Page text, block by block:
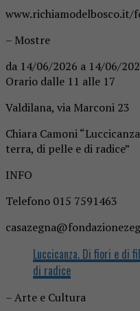
www.richiamodelbosco.it/
– Mostre
da 14/06/2026 a 14/06/
Orario dalle 11 alle 17
Valdilana, via Marconi 23
Chiara Camoni
terra, di pelle e di radice”
INFO
Telefono 015 7591463
Luccicanza. Di fiori e di
di radice
– Arte e Cultura